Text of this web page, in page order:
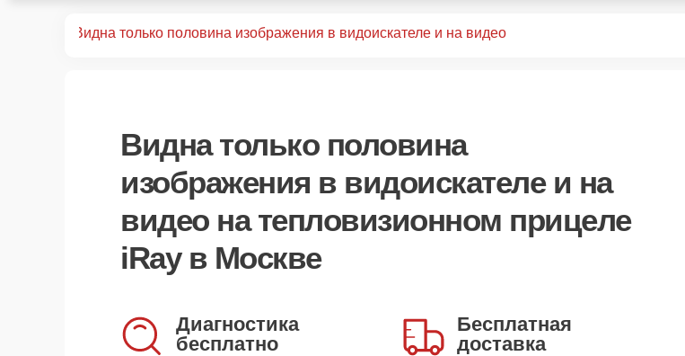
Видна только половина изображения в видоискателе и на видео
Видна только половина
изображения в видоискателе и на
видеона тепловизионном прицеле
iRay в Москве
Диагностика
бесплатно
Бесплатная
доставка